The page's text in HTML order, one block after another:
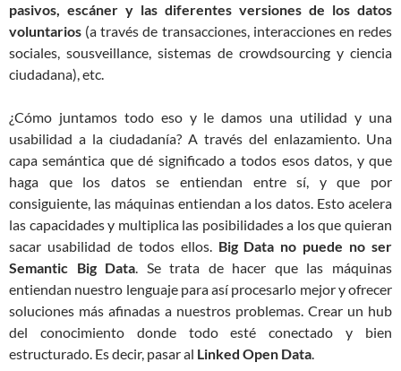
pasivos, escáner y las diferentes versiones de los datos
voluntarios (a través de transacciones, interacciones en redes
sociales, sousveillance, sistemas de crowdsourcing y ciencia
ciudadana), etc.
¿Cómo juntamos todo eso y le damos una utilidad y una
usabilidad a la ciudadanía? A través del enlazamiento. Una
capa semántica que dé significado a todos esos datos, y que
haga que los datos se entiendan entre sí, y que por
consiguiente, las máquinas entiendan a los datos. Esto acelera
las capacidades y multiplica las posibilidades a los que quieran
sacar usabilidad de todos ellos. Big Data no puede no ser
Semantic Big Data. Se trata de hacer que las máquinas
entiendan nuestro lenguaje para así procesarlo mejor y ofrecer
soluciones más afinadas a nuestros problemas. Crear un hub
del conocimiento donde todo esté conectado y bien
estructurado. Es decir, pasar al Linked Open Data.